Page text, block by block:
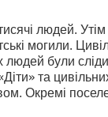
людей. Утім
могили.
людей були
та
Окремі